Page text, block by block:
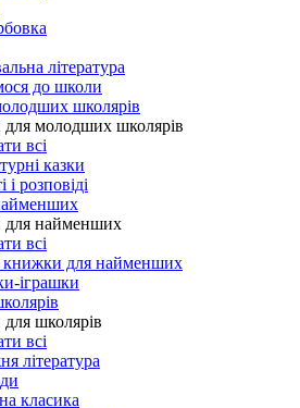
література
до школи
школярів
молодших школярів
всі
казки
і розповіді
для найменших
всі
книжки для найменших
іграшки
школярів
всі
література
класика